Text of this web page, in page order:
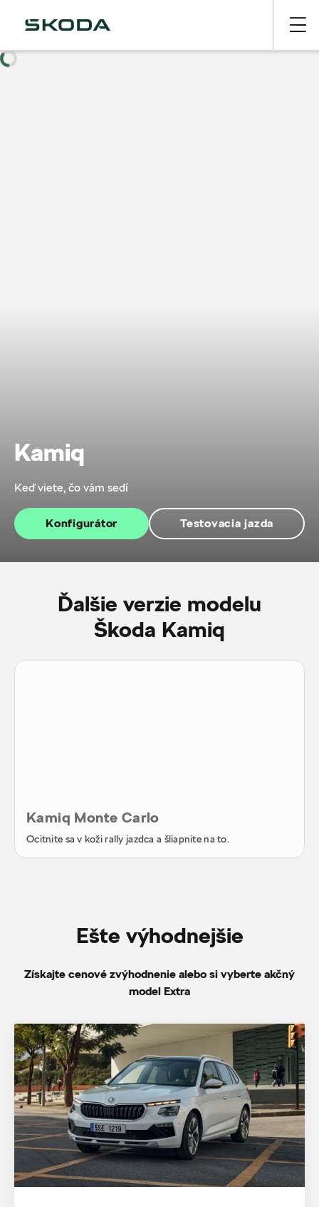
Kamiq
Keď viete, čo vám sedí
Konfigurátor Testovacia jazda
Ďalšie verzie modelu
Škoda Kamiq
Kamiq Monte Carlo
Ocitnite sa v koži rally jazdca a šliapnite na to.
Ešte výhodnejšie
Získajte cenové zvýhodnenie alebo si vyberte akčný
model Extra